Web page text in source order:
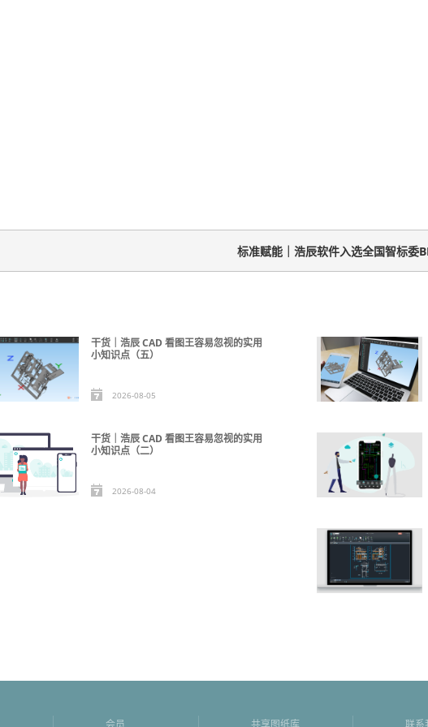
标准赋能｜浩辰软件入选全国智标委
干货｜浩辰 CAD 看图王容易忽视的实用
小知识点（五）
2026-08-05
干货｜浩辰 CAD 看图王容易忽视的实用
小知识点（二）
2026-08-04